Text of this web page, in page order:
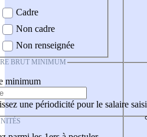
Cadre
Non cadre
Non renseignée
BRUT MINIMUM
minimum
une périodicité pour le salaire saisi